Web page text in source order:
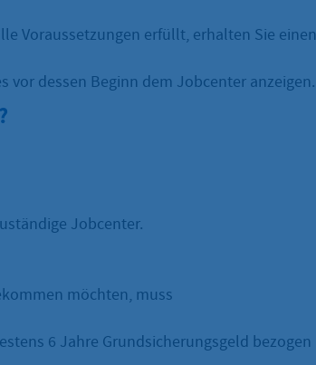
Voraussetzungen erfüllt, erhalten Sie einen
vor dessen Beginn dem Jobcenter anzeigen.
Jobcenter.
möchten, muss
6 Jahre Grundsicherungsgeld bezogen